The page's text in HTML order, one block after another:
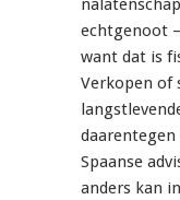
echtgenoot
want dat is
Verkopen of
daarentegen
Spaanse
anders kan